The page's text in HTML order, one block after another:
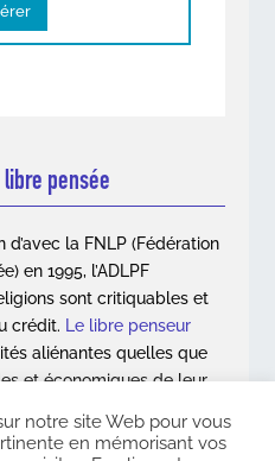
libre pensée
la FNLP (Fédération
en 1995, l’ADLPF
sont critiquables et
crédit. Le libre penseur
aliénantes quelles que
et économiques de leur
notre site Web pour vous
en mémorisant vos